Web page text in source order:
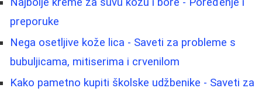
preporuke
Nega osetljive kože lica - Saveti za probleme s
bubuljicama, mitiserima i crvenilom
Kako pametno kupiti školske udžbenike - Saveti za